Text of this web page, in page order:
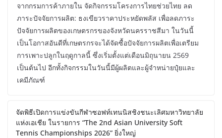
จากกรมการค้าภายใน จัดกิจกรรมโครงการไทยช่วยไทย ลด
ภาระปัจจัยการผลิต: ธงเขียวราคาประหยัดพลัส เพื่อลดภาระ
ปัจจัยการผลิตของเกษตรกรของจังหวัดนครราชสีมา ในวันนี้
เป็นโอกาสอันดีที่เกษตรกรจะได้จัดซื้อปัจจัยการผลิตเพื่อเตรียม
การเพาะปลูกในฤดูกาลนี้ ซึ่งเริ่มตั้งแต่เดือนมิถุนายน 2569
เป็นต้นไป อีกทั้งกิจกรรมในวันนี้มีผู้ผลิตและผู้จำหน่ายปุ๋ยและ
เคมีภัณฑ์
จัดพิธีเปิดการแข่งขันกีฬาซอฟท์เทนนิสชิงชนะเลิศมหาวิทยาลัย
แห่งเอเชีย ในรายการ “The 2nd Asian University Soft
Tennis Championships 2026” ยิ่งใหญ่